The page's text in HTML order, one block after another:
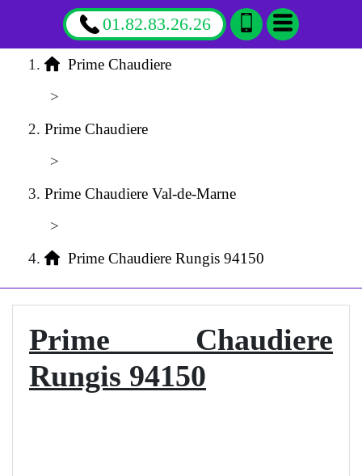
01.82.83.26.26
Prime Chaudiere
>
Prime Chaudiere
>
Prime Chaudiere Val-de-Marne
>
Prime Chaudiere Rungis 94150
Prime Chaudiere
Rungis 94150